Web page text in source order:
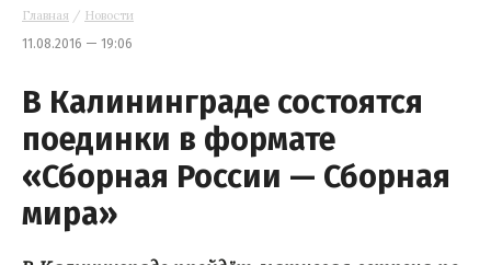
Главная / Новости
11.08.2016 — 19:06
В Калининграде состоятся
поединки в формате
«Сборная России — Сборная
мира»